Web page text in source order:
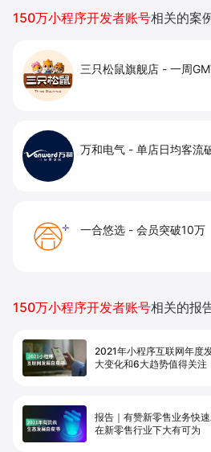
核销和私域成交
150万小程序开发者账号相关的案
三只松鼠旗舰店 - 一周
万和电气 - 单店日均客流
一合悠选 - 会员突破10万
150万小程序开发者账号相关的报
2021年小程序互联网年度
大变化和6大趋势值得关注
报告｜有赞新零售业务快
在新零售⾏业下⼤有可为